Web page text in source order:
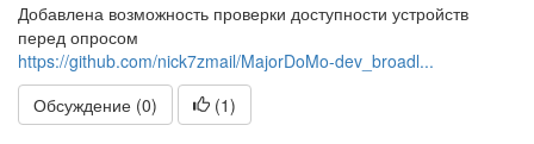
Добавлена возможность проверки доступности устройств
перед опросом
https://github.com/nick7zmail/MajorDoMo-dev_broadl...
Обсуждение (0)
(1)